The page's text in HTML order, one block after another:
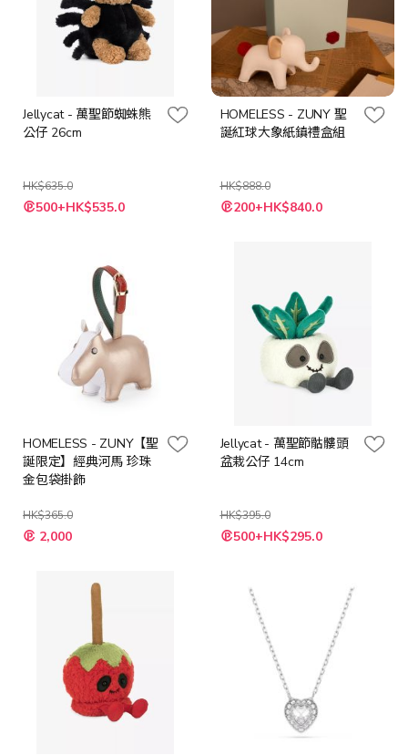
Jellycat - 萬聖節蜘蛛熊
公仔 26cm
HK$635.0
特
殊 500+HK$535.0
HOMELESS - ZUNY 聖
誕紅球大象紙鎮禮盒組
HK$888.0
特
殊 200+HK$840.0
HOMELESS - ZUNY【聖
誕限定】經典河馬 珍珠
金包袋掛飾
HK$365.0
特
殊 2,000
Jellycat - 萬聖節骷髏頭
盆栽公仔 14cm
HK$395.0
特
殊 500+HK$295.0